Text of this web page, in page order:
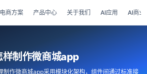
电商方案 产品中心 关于我们 AI应用 AI商业
样制作微商城app
制作微商城app采用模块化架构，组件间通过标准接